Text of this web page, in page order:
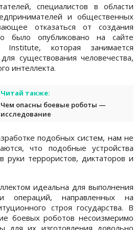
специалистов в области
и общественных
отказаться от создания
было опубликовано на сайте
которая занимается
существования человечества,
интеллекта.
Читай также:
Чем опасны боевые роботы —
исследование
подобных систем, нам не
что подобные устройства
террористов, диктаторов и
идеальна для выполнения
операций, направленных на
строя государства. В
боевых роботов несоизмеримо
для их изготовления довольно